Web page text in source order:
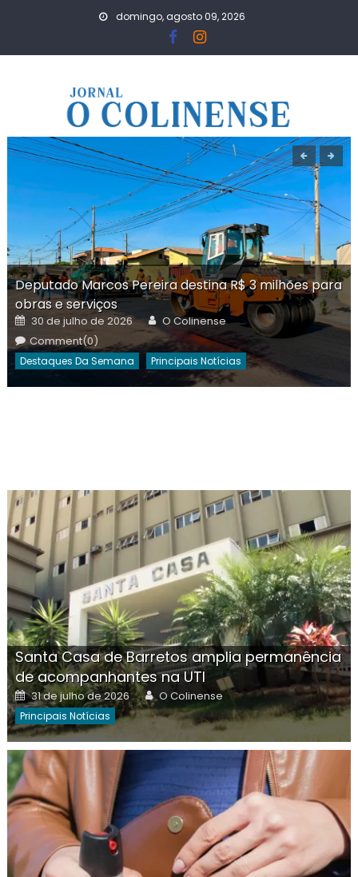
domingo, agosto 09, 2026
Deputado Marcos Pereira destina R$ 3 milhões para
obras e serviços
Posted
on
30 de julho de 2026 Author
O Colinense
Comment(0)
Destaques Da Semana Principais Notícias
Santa Casa de Barretos amplia permanência
de acompanhantes na UTI
Posted
on
31 de julho de 2026 Author
O Colinense
Principais Notícias